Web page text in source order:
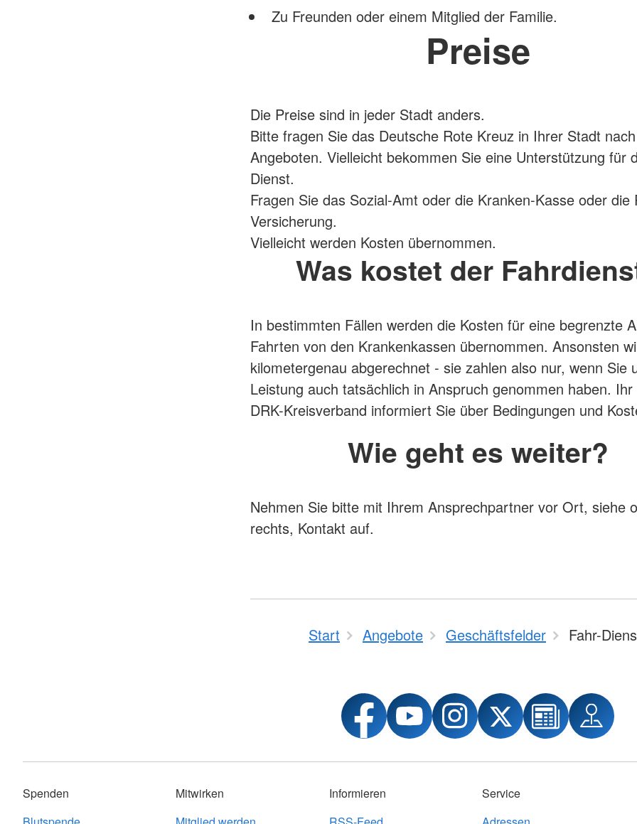
Zu Freunden oder einem Mitglied der Familie.
Preise
Die Preise sind in jeder Stadt anders.
Bitte fragen Sie das Deutsche Rote Kreuz in Ihrer Stadt
Angeboten. Vielleicht bekommen Sie eine Unterstützung für
Dienst.
Fragen Sie das Sozial-Amt oder die Kranken-Kasse oder die
Versicherung.
Vielleicht werden Kosten übernommen.
Was kostet der
In bestimmten Fällen werden die Kosten für eine begrenzte
Fahrten von den Krankenkassen übernommen. Ansonsten
kilometergenau abgerechnet - sie zahlen also nur, wenn Sie
Leistung auch tatsächlich in Anspruch genommen haben.
DRK-Kreisverband informiert Sie über Bedingungen und
Wie geht es weiter?
Nehmen Sie bitte mit Ihrem Ansprechpartner vor Ort, siehe
rechts, Kontakt auf.
Start Angebote Geschäftsfelder Fahr-
Spenden
Mitwirken
Informieren
Service